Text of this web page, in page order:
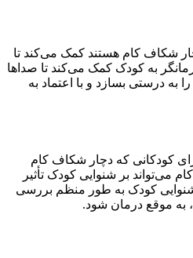
شکاف کام هستند کمک می‌کند تا
به کودک کمک می‌کند تا صداها
به درستی بسازد و با اعتماد به
کودکانی که دچار شکاف کام
بر شنوایی کودک تأثیر
شنوایی کودک به طور منظم بررسی
موقع درمان شود.